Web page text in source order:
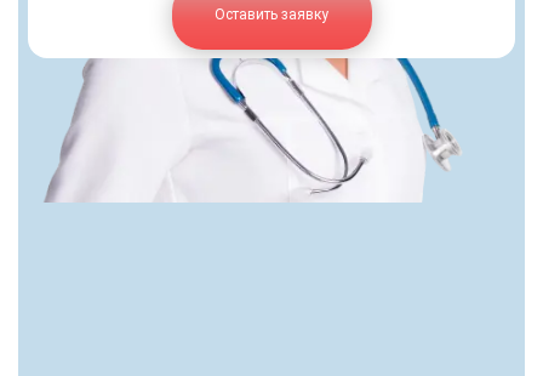
Оставить заявку